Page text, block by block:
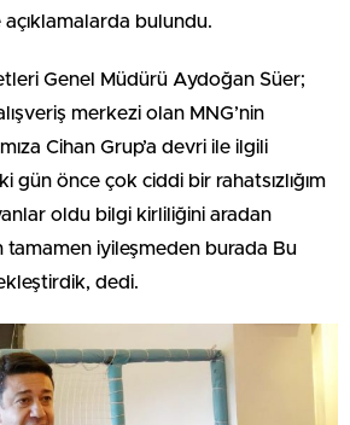
bulundu.
Genel Müdürü Aydoğan Süer;
merkezi olan MNG’nin
Cihan Grup’a devri ile ilgili
gün önce çok ciddi bir rahatsızlığım
oldu bilgi kirliliğini aradan
tamamen iyileşmeden burada Bu
dedi.